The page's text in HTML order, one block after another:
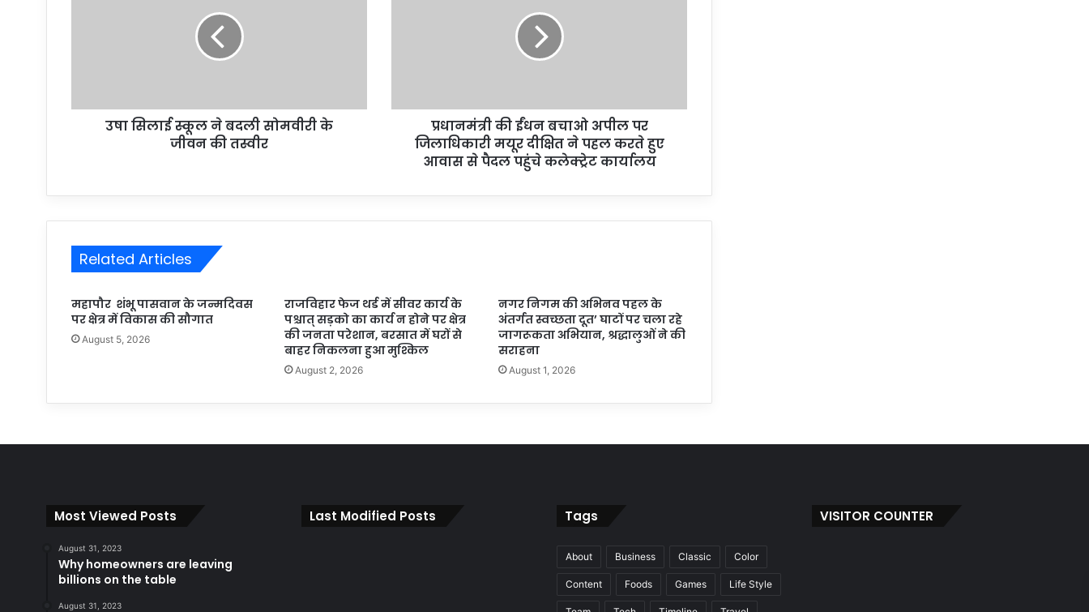
उषा सिलाई स्कूल ने बदली सोमवीरी के
जीवन की तस्वीर
प्रधानमंत्री की ईंधन बचाओ अपील पर
जिलाधिकारी मयूर दीक्षित ने पहल करते हुए
आवास से पैदल पहुंचे कलेक्ट्रेट कार्यालय
Related Articles
महापौर शंभू पासवान के जन्मदिवस
पर क्षेत्र में विकास की सौगात
August 5, 2026
राजविहार फेज थर्ड में सीवर कार्य के
पश्चात् सड़को का कार्य न होने पर क्षेत्र
की जनता परेशान, बरसात में घरों से
बाहर निकलना हुआ मुश्किल
August 2, 2026
नगर निगम की अभिनव पहल के
अंतर्गत स्वच्छता दूत’ घाटों पर चला रहे
जागरूकता अभियान, श्रद्धालुओं ने की
सराहना
August 1, 2026
Most Viewed Posts
August 31, 2023
Why homeowners are leaving
billions on the table
August 31, 2023
Last Modified Posts Tags
About Business Classic Color
Content Foods Games Life Style
VISITOR COUNTER